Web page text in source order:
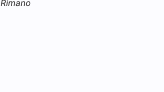
Rimano